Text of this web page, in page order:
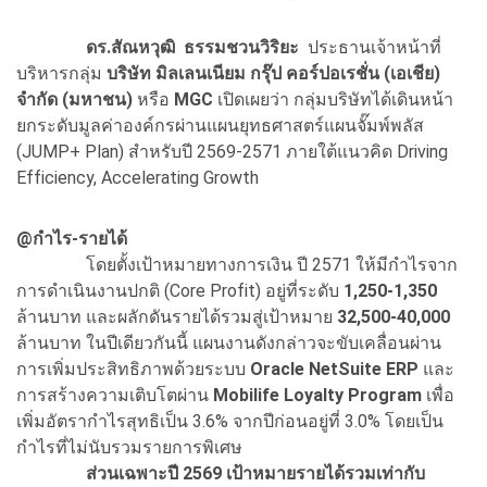
ดร.สัณหวุฒิ ธรรมชวนวิริยะ ประธานเจ้าหน้าที่
บริหารกลุ่ม บริษัท มิลเลนเนียม กรุ๊ป คอร์ปอเรชั่น (เอเชีย)
จำกัด (มหาชน) หรือ MGC เปิดเผยว่า กลุ่มบริษัทได้เดินหน้า
ยกระดับมูลค่าองค์กรผ่านแผนยุทธศาสตร์แผนจั๊มพ์พลัส
(JUMP+ Plan) สำหรับปี 2569-2571 ภายใต้แนวคิด Driving
Efficiency, Accelerating Growth
@กำไร-รายได้
โดยตั้งเป้าหมายทางการเงิน ปี 2571 ให้มีกำไรจาก
การดำเนินงานปกติ (Core Profit) อยู่ที่ระดับ 1,250-1,350
ล้านบาท และผลักดันรายได้รวมสู่เป้าหมาย 32,500-40,000
ล้านบาท ในปีเดียวกันนี้ แผนงานดังกล่าวจะขับเคลื่อนผ่าน
การเพิ่มประสิทธิภาพด้วยระบบ Oracle NetSuite ERP และ
การสร้างความเติบโตผ่าน Mobilife Loyalty Program เพื่อ
เพิ่มอัตรากำไรสุทธิเป็น 3.6% จากปีก่อนอยู่ที่ 3.0% โดยเป็น
กำไรที่ไม่นับรวมรายการพิเศษ
ส่วนเฉพาะปี 2569 เป้าหมายรายได้รวมเท่ากับ